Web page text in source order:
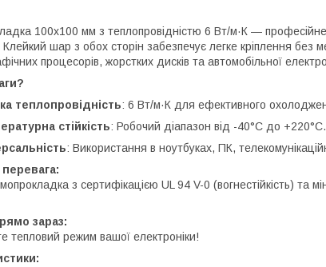
100x100 мм з теплопровідністю 6 Вт/м·К —
шар з обох сторін забезпечує легке кріплення без
процесорів, жорстких дисків та автомобільної
теплопровідність: 6 Вт/м·К для ефективного
стійкість: Робочий діапазон від -40°C до +220°C.
: Використання в ноутбуках, ПК,
перевага:
з сертифікацією UL 94 V-0 (вогнестійкість) та
зараз:
тепловий режим вашої електроніки!